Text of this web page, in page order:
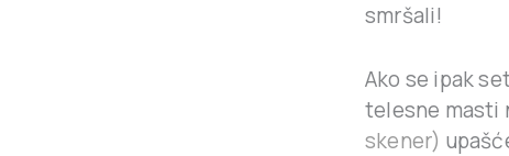
smršali!
Ako se ipak
telesne masti
skener)